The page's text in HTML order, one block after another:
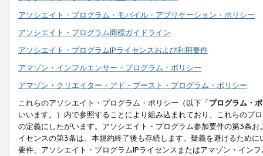
アソシエイト・プログラム・モバイル・アプリケーション・ポリシー
アソシエイト・プログラム商標ガイドライン
アソシエイト・プログラムIPライセンスおよび利用要件
アマゾン・インフルエンサー・プログラム・ポリシー
アマゾン・クリエイター・アド・ブースト・プログラム・ポリシー
これらのアソシエイト・プログラム・ポリシー（以下「プログラム・
いいます。）内で参照することにより組み込まれており、これらのプ
の定義にしたがいます。アソシエイト・プログラム参加要件の第3条
イセンスの第3条は、本規約終了後も存続します。疑義を避けるため
要件、アソシエイト・プログラムIPライセンスまたはアマゾン・イン